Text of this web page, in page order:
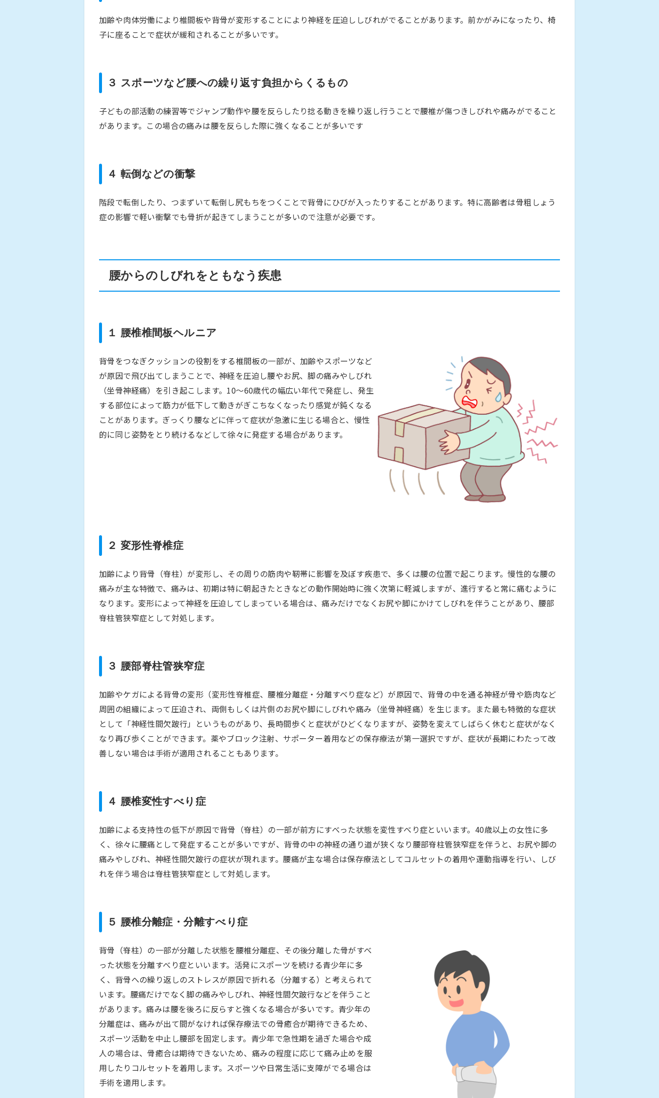
加齢や肉体労働により椎間板や背骨が変形することにより神経を圧迫ししびれがでることがあります。前かがみになったり、椅
子に座ることで症状が緩和されることが多いです。
３ スポーツなど腰への繰り返す負担からくるもの
子どもの部活動の練習等でジャンプ動作や腰を反らしたり捻る動きを繰り返し行うことで腰椎が傷つきしびれや痛みがでること
があります。この場合の痛みは腰を反らした際に強くなることが多いです
４ 転倒などの衝撃
階段で転倒したり、つまずいて転倒し尻もちをつくことで背骨にひびが入ったりすることがあります。特に高齢者は骨粗しょう
症の影響で軽い衝撃でも骨折が起きてしまうことが多いので注意が必要です。
腰からのしびれをともなう疾患
１ 腰椎椎間板ヘルニア
背骨をつなぎクッションの役割をする椎間板の一部が、加齢やスポーツなど
が原因で飛び出てしまうことで、神経を圧迫し腰やお尻、脚の痛みやしびれ
（坐骨神経痛）を引き起こします。10～60歳代の幅広い年代で発症し、発生
する部位によって筋力が低下して動きがぎこちなくなったり感覚が鈍くなる
ことがあります。ぎっくり腰などに伴って症状が急激に生じる場合と、慢性
的に同じ姿勢をとり続けるなどして徐々に発症する場合があります。
２ 変形性脊椎症
加齢により背骨（脊柱）が変形し、その周りの筋肉や靭帯に影響を及ぼす疾患で、多くは腰の位置で起こります。慢性的な腰の
痛みが主な特徴で、痛みは、初期は特に朝起きたときなどの動作開始時に強く次第に軽減しますが、進行すると常に痛むように
なります。変形によって神経を圧迫してしまっている場合は、痛みだけでなくお尻や脚にかけてしびれを伴うことがあり、腰部
脊柱管狭窄症として対処します。
３ 腰部脊柱管狭窄症
加齢やケガによる背骨の変形（変形性脊椎症、腰椎分離症・分離すべり症など）が原因で、背骨の中を通る神経が骨や筋肉など
周囲の組織によって圧迫され、両側もしくは片側のお尻や脚にしびれや痛み（坐骨神経痛）を生じます。また最も特徴的な症状
として「神経性間欠跛行」というものがあり、長時間歩くと症状がひどくなりますが、姿勢を変えてしばらく休むと症状がなく
なり再び歩くことができます。薬やブロック注射、サポーター着用などの保存療法が第一選択ですが、症状が長期にわたって改
善しない場合は手術が適用されることもあります。
４ 腰椎変性すべり症
加齢による支持性の低下が原因で背骨（脊柱）の一部が前方にすべった状態を変性すべり症といいます。40歳以上の女性に多
く、徐々に腰痛として発症することが多いですが、背骨の中の神経の通り道が狭くなり腰部脊柱管狭窄症を伴うと、お尻や脚の
痛みやしびれ、神経性間欠跛行の症状が現れます。腰痛が主な場合は保存療法としてコルセットの着用や運動指導を行い、しび
れを伴う場合は脊柱管狭窄症として対処します。
５ 腰椎分離症・分離すべり症
背骨（脊柱）の一部が分離した状態を腰椎分離症、その後分離した骨がすべ
った状態を分離すべり症といいます。活発にスポーツを続ける青少年に多
く、背骨への繰り返しのストレスが原因で折れる（分離する）と考えられて
います。腰痛だけでなく脚の痛みやしびれ、神経性間欠跛行などを伴うこと
があります。痛みは腰を後ろに反らすと強くなる場合が多いです。青少年の
分離症は、痛みが出て間がなければ保存療法での骨癒合が期待できるため、
スポーツ活動を中止し腰部を固定します。青少年で急性期を過ぎた場合や成
人の場合は、骨癒合は期待できないため、痛みの程度に応じて痛み止めを服
用したりコルセットを着用します。スポーツや日常生活に支障がでる場合は
手術を適用します。